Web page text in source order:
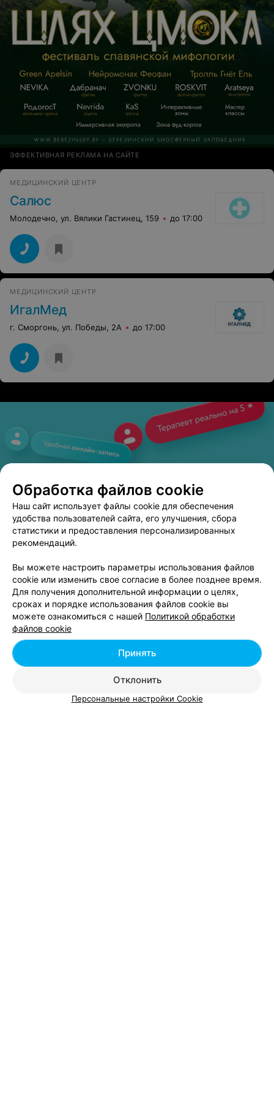
ЭФФЕКТИВНАЯ РЕКЛАМА НА САЙТЕ
МЕДИЦИНСКИЙ ЦЕНТР
Салюс
Молодечно, ул. Вялики Гастинец, 159 до 17:00
МЕДИЦИНСКИЙ ЦЕНТР
ИгалМед
г. Сморгонь, ул. Победы, 2А до 17:00
ЭФФЕКТИВНАЯ РЕКЛАМА НА САЙТЕ
Обработка файлов cookie
Наш сайт использует файлы cookie для обеспечения
удобства пользователей сайта, его улучшения, сбора
статистики и предоставления персонализированных
рекомендаций.
Вы можете настроить параметры использования файлов
cookie или изменить свое согласие в более позднее время.
Для получения дополнительной информации о целях,
сроках и порядке использования файлов cookie вы
можете ознакомиться с нашей Политикой обработки
файлов cookie
Отклонить
Принять
Персональные настройки Cookie